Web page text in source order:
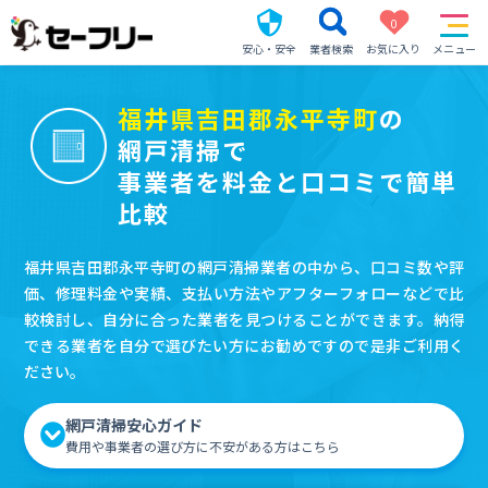
安心・安全 業者検索
0
お気に入り
メニュー
福井県吉田郡永平寺町の
網戸清掃で
事業者を料金と口コミで簡単
比較
福井県吉田郡永平寺町の網戸清掃業者の中から、口コミ数や評
価、修理料金や実績、支払い方法やアフターフォローなどで比
較検討し、自分に合った業者を見つけることができます。納得
できる業者を自分で選びたい方にお勧めですので是非ご利用く
ださい。
網戸清掃安心ガイド
費用や事業者の選び方に不安がある方はこちら